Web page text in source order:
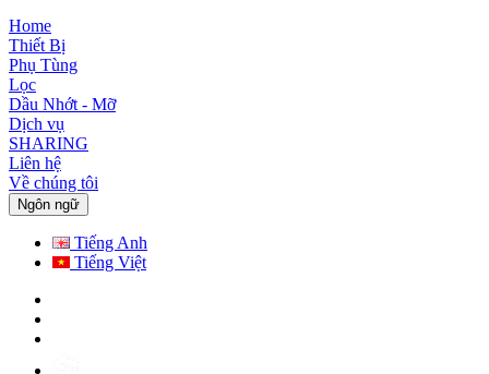
Home
Thiết Bị
Phụ Tùng
Lọc
Dầu Nhớt - Mỡ
Dịch vụ
SHARING
Liên hệ
Về chúng tôi
Ngôn ngữ
Tiếng Anh
Tiếng Việt